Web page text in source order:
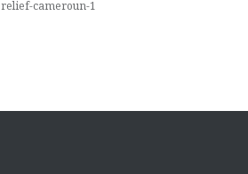
relief-cameroun-1